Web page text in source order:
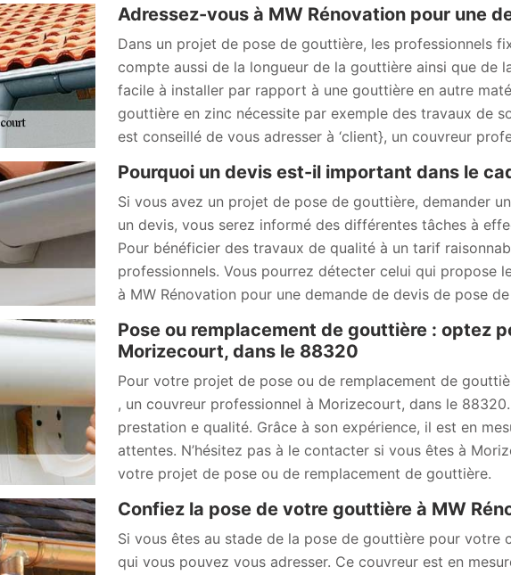
Adressez-vous à MW Rénovation pour une
Dans un projet de pose de gouttière, les professionnels
compte aussi de la longueur de la gouttière ainsi que de
facile à installer par rapport à une gouttière en autre
gouttière en zinc nécessite par exemple des travaux de
est conseillé de vous adresser à ‘client}, un couvreur
Pourquoi un devis est-il important dans le
Si vous avez un projet de pose de gouttière, demander
un devis, vous serez informé des différentes tâches à
Pour bénéficier des travaux de qualité à un tarif
professionnels. Vous pourrez détecter celui qui propose
à MW Rénovation pour une demande de devis de pose
Pose ou remplacement de gouttière : optez
Morizecourt, dans le 88320
Pour votre projet de pose ou de remplacement de
, un couvreur professionnel à Morizecourt, dans le
prestation e qualité. Grâce à son expérience, il est en
attentes. N’hésitez pas à le contacter si vous êtes à
votre projet de pose ou de remplacement de gouttière.
Confiez la pose de votre gouttière à MW
Si vous êtes au stade de la pose de gouttière pour votre
qui vous pouvez vous adresser. Ce couvreur est en